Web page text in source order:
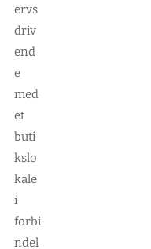
ervs
driv
end
e
med
et
buti
kslo
kale
i
forbi
ndel